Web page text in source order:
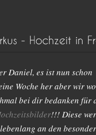
Daniel, es ist nun schon
Woche her aber wir
bei dir bedanken für
!!! Diese
an den